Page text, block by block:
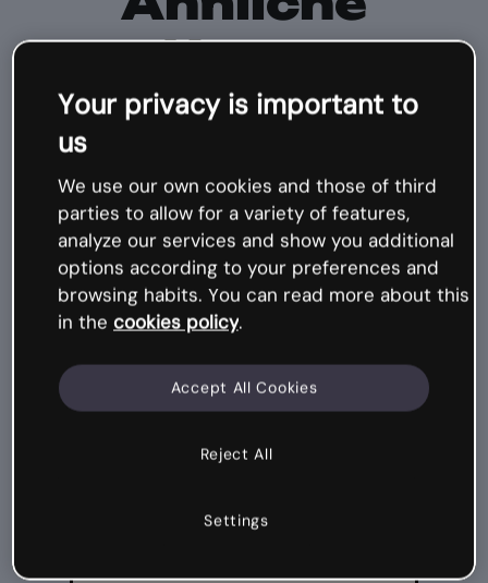
Kurse
Micro-Kurs
Klassenzimmer
Your privacy is important to
us
We use our own cookies and those of third
parties to allow for a variety of features,
analyze our services and show you additional
options according to your preferences and
browsing habits. You can read more about this
in the cookies policy.
Reject All
Accept All Cookies
Settings